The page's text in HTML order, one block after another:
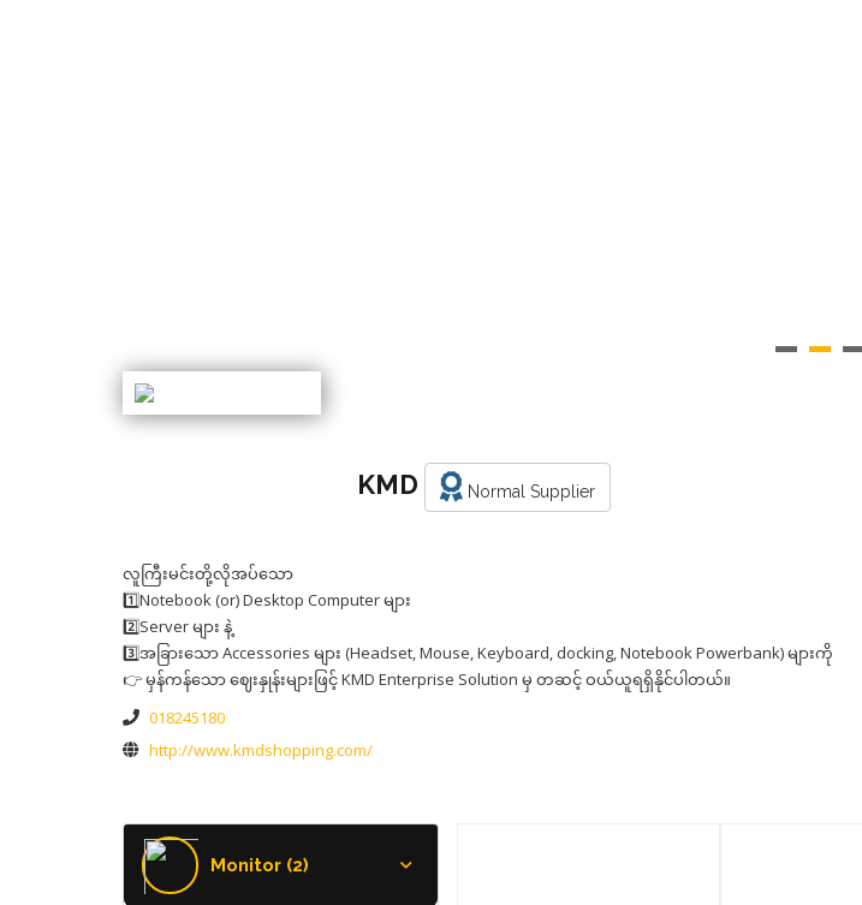
KMD Normal Supplier
လူကြီးမင်းတို့လိုအပ်သော
1️⃣Notebook (or) Desktop Computer များ
2️⃣Server များ နဲ့
3️⃣အခြားသော Accessories များ (Headset, Mouse, Keyboard, docking, Notebook Powerbank) များကို
👉 မှန်ကန်သော ဈေးနှုန်းများဖြင့် KMD Enterprise Solution မှ တဆင့် ဝယ်ယူရရှိနိုင်ပါတယ်။
018245180
http://www.kmdshopping.com/
Monitor (2)